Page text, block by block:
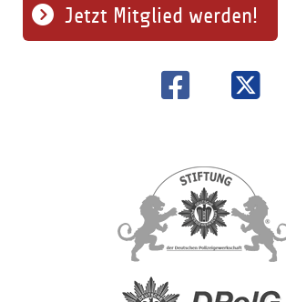
Jetzt Mitglied werden!